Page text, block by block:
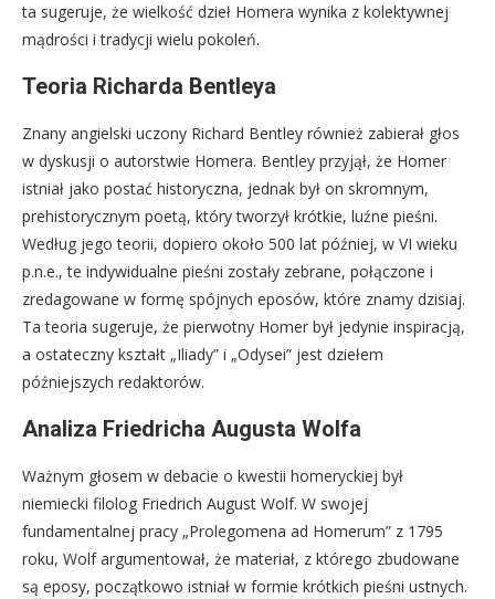
ta sugeruje, że wielkość dzieł Homera wynika z kolektywnej
mądrości i tradycji wielu pokoleń.
Teoria Richarda Bentleya
Znany angielski uczony Richard Bentley również zabierał głos
w dyskusji o autorstwie Homera. Bentley przyjął, że Homer
istniał jako postać historyczna, jednak był on skromnym,
prehistorycznym poetą, który tworzył krótkie, luźne pieśni.
Według jego teorii, dopiero około 500 lat później, w VI wieku
p.n.e., te indywidualne pieśni zostały zebrane, połączone i
zredagowane w formę spójnych eposów, które znamy dzisiaj.
Ta teoria sugeruje, że pierwotny Homer był jedynie inspiracją,
a ostateczny kształt „Iliady” i „Odysei” jest dziełem
późniejszych redaktorów.
Analiza Friedricha Augusta Wolfa
Ważnym głosem w debacie o kwestii homeryckiej był
niemiecki filolog Friedrich August Wolf. W swojej
fundamentalnej pracy „Prolegomena ad Homerum” z 1795
roku, Wolf argumentował, że materiał, z którego zbudowane
są eposy, początkowo istniał w formie krótkich pieśni ustnych.